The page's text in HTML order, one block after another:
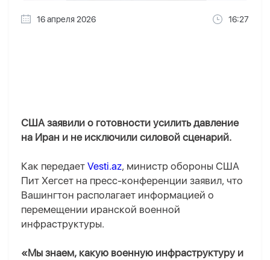
16 апреля 2026 16:27
США заявили о готовности усилить давление
на Иран и не исключили силовой сценарий.
Как передает Vesti.az, министр обороны США
Пит Хегсет на пресс-конференции заявил, что
Вашингтон располагает информацией о
перемещении иранской военной
инфраструктуры.
«Мы знаем, какую военную инфраструктуру и